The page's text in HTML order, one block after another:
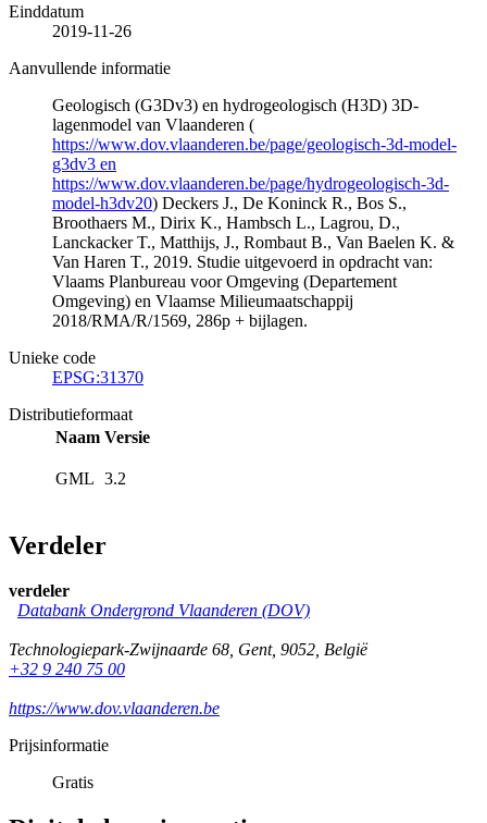
Einddatum
2019-11-26
Aanvullende informatie
Geologisch (G3Dv3) en hydrogeologisch (H3D) 3D-
lagenmodel van Vlaanderen (
https://www.dov.vlaanderen.be/page/geologisch-3d-model-
g3dv3 en
https://www.dov.vlaanderen.be/page/hydrogeologisch-3d-
model-h3dv20) Deckers J., De Koninck R., Bos S.,
Broothaers M., Dirix K., Hambsch L., Lagrou, D.,
Lanckacker T., Matthijs, J., Rombaut B., Van Baelen K. &
Van Haren T., 2019. Studie uitgevoerd in opdracht van:
Vlaams Planbureau voor Omgeving (Departement
Omgeving) en Vlaamse Milieumaatschappij
2018/RMA/R/1569, 286p + bijlagen.
Unieke code
EPSG:31370
Distributieformaat
Naam Versie
GML 3.2
Verdeler
verdeler
Databank Ondergrond Vlaanderen (DOV)
Technologiepark-Zwijnaarde 68, Gent, 9052, België
+32 9 240 75 00
https://www.dov.vlaanderen.be
Prijsinformatie
Gratis